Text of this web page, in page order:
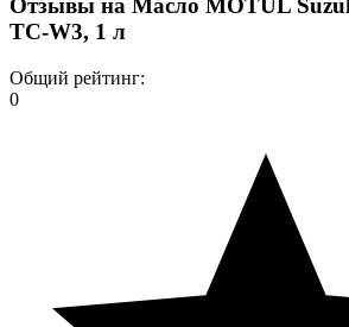
Отзывы на Масло MOTUL
TC-W3, 1 л
Общий рейтинг:
0